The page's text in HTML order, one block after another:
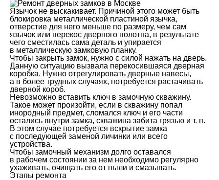
Язычок не выскакивает. Причиной этого может быть
блокировка металлической пластиной язычка,
отверстие для него меньше по размеру, чем сам
язычок или перекос дверного полотна, в результате
чего сместилась сама деталь и упирается
в металлическую замковую планку.
Чтобы закрыть замок, нужно с силой нажать на дверь.
Данную ситуацию вызвала перекосившаяся дверная
коробка. Нужно отрегулировать дверные навесы,
а в более трудных случаях, потребуется растачивать
дверной короб.
Невозможно вставить ключ в замочную скважину.
Такое может произойти, если в скважину попал
инородный предмет, сломался ключ и его части
остались внутри замка, скважина забита грязью и т. п.
В этом случае потребуется вскрытие замка
с последующей заменой личинки или всего
устройства.
Чтобы замочный механизм долго оставался
в рабочем состоянии за нем необходимо регулярно
ухаживать, очищать его от пыли и смазывать.
Этапы ремонта